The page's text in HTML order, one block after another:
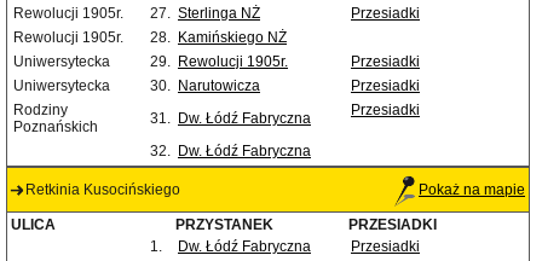
Rewolucji 1905r.
27. Sterlinga NŻ
Przesiadki
Rewolucji 1905r.
28. Kamińskiego NŻ
Uniwersytecka
29. Rewolucji 1905r.
Przesiadki
Uniwersytecka
30. Narutowicza
Przesiadki
Rodziny
Poznańskich
31. Dw. Łódź Fabryczna Przesiadki
32. Dw. Łódź Fabryczna
Retkinia Kusocińskiego Pokaż na mapie
ULICA PRZYSTANEK
PRZESIADKI
1.
Dw. Łódź Fabryczna
Przesiadki